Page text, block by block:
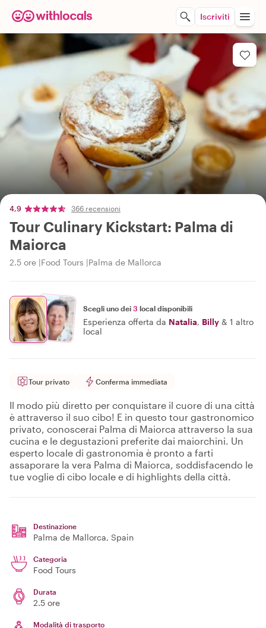
Iscriviti
4,9 366 recensioni
Tour Culinary Kickstart: Palma di
Maiorca
2.5 ore Food Tours Palma de Mallorca
Scegli uno dei 3 local disponibili
Esperienza offerta da Natalia, Billy & 1 altro
local
Tour privato Conferma immediata
Il modo più diretto per conquistare il cuore di una città
è attraverso il suo cibo! E in questo tour gastronomico
privato, conoscerai Palma di Maiorca attraverso la sua
cucina e le degustazioni preferite dai maiorchini. Un
esperto locale di gastronomia è pronto a farti
assaporare la vera Palma di Maiorca, soddisfacendo le
tue voglie di cibo locale e di highlights della città.
Destinazione
Palma de Mallorca, Spain
Categoria
Food Tours
Durata
2.5 ore
Modalità di trasporto